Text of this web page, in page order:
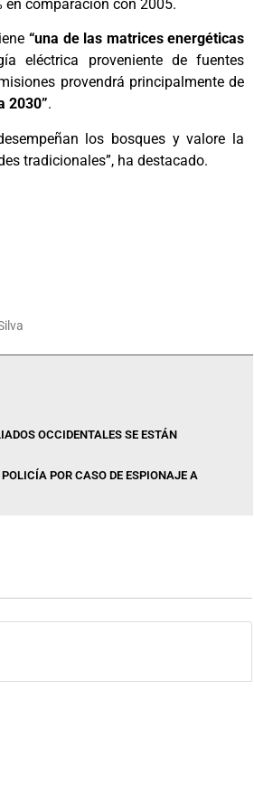
en comparación con 2005.
“una de las matrices energéticas
eléctrica proveniente de fuentes
provendrá principalmente de
2030”.
los bosques y valore la
tradicionales”, ha destacado.
OCCIDENTALES SE ESTÁN
POR CASO DE ESPIONAJE A